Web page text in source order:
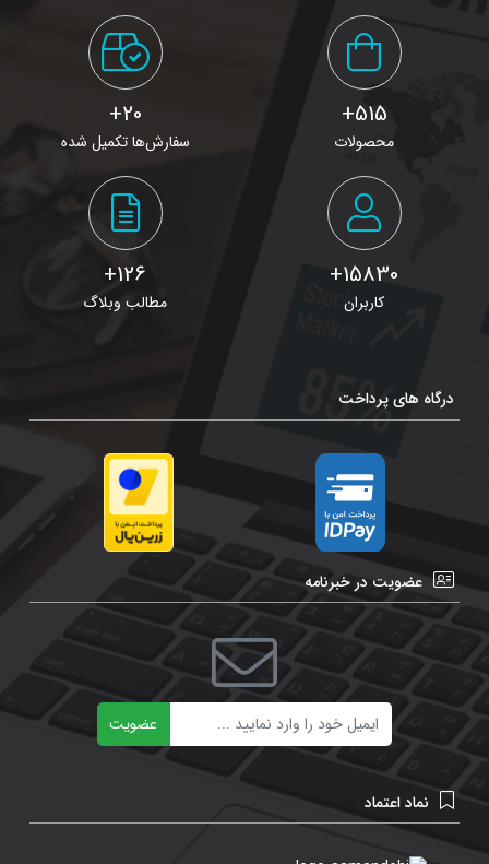
515+
محصولات
20+
سفارش‌ها تکمیل شده
15830+
کاربران
126+
مطالب وبلاگ
درگاه های پرداخت
عضویت در خبرنامه
عضویت
نماد اعتماد